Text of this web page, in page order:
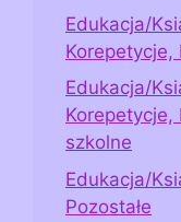
Edukacja/
Korepetycje,
Edukacja/
Korepetycje,
szkolne
Edukacja/
Pozostałe